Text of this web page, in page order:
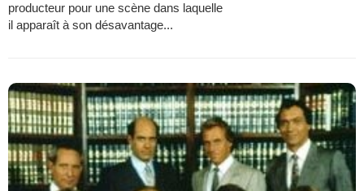
producteur pour une scène dans laquelle
il apparaît à son désavantage...